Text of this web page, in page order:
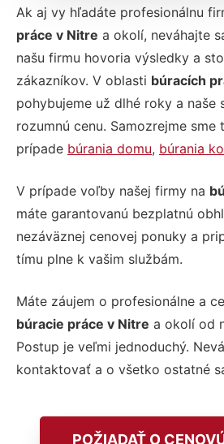
Ak aj vy hľadáte profesionálnu
práce v Nitre a okolí, neváhajte
našu firmu hovoria výsledky a
zákazníkov. V oblasti búracích
pohybujeme už dlhé roky a naše
rozumnú cenu. Samozrejme sme
prípade búrania domu, búrania
V prípade voľby našej firmy na
máte garantovanú bezplatnú
nezáväznej cenovej ponuky a
tímu plne k vašim službám.
Máte záujem o profesionálne a
búracie práce v Nitre a okolí od
Postup je veľmi jednoduchý.
kontaktovať a o všetko ostatné
POŽIADAŤ O